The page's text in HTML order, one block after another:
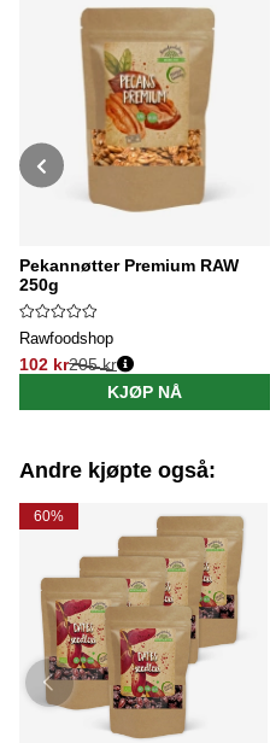
Pekannøtter Premium RAW
250g
Rawfoodshop
102 kr
Vanlig pris:
205 kr
KJØP NÅ
Andre kjøpte også:
60%